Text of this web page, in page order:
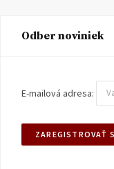
Odber noviniek
E-mailová adresa: